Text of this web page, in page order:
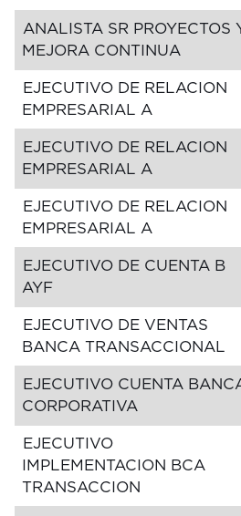
ANALISTA SR PROYECTOS
MEJORA CONTINUA
EJECUTIVO DE RELACION
EMPRESARIAL A
EJECUTIVO DE RELACION
EMPRESARIAL A
EJECUTIVO DE RELACION
EMPRESARIAL A
EJECUTIVO DE CUENTA B
AYF
EJECUTIVO DE VENTAS
BANCA TRANSACCIONAL
EJECUTIVO CUENTA
CORPORATIVA
EJECUTIVO
IMPLEMENTACION BCA
TRANSACCION